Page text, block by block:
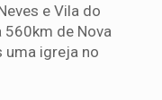
e Vila do
560km de Nova
uma igreja no